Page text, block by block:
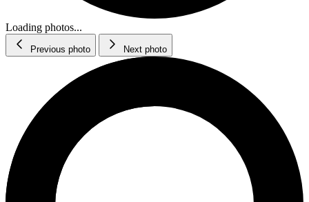
Loading photos...
Previous photo Next photo